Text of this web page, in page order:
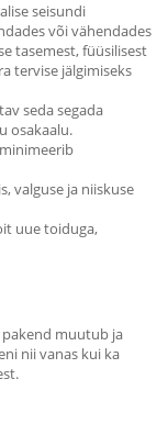
seisundi
või vähendades
tasemest, füüsilisest
tervise jälgimiseks
seda segada
osakaalu.
valguse ja niiskuse
uue toiduga,
pakend muutub ja
nii vanas kui ka